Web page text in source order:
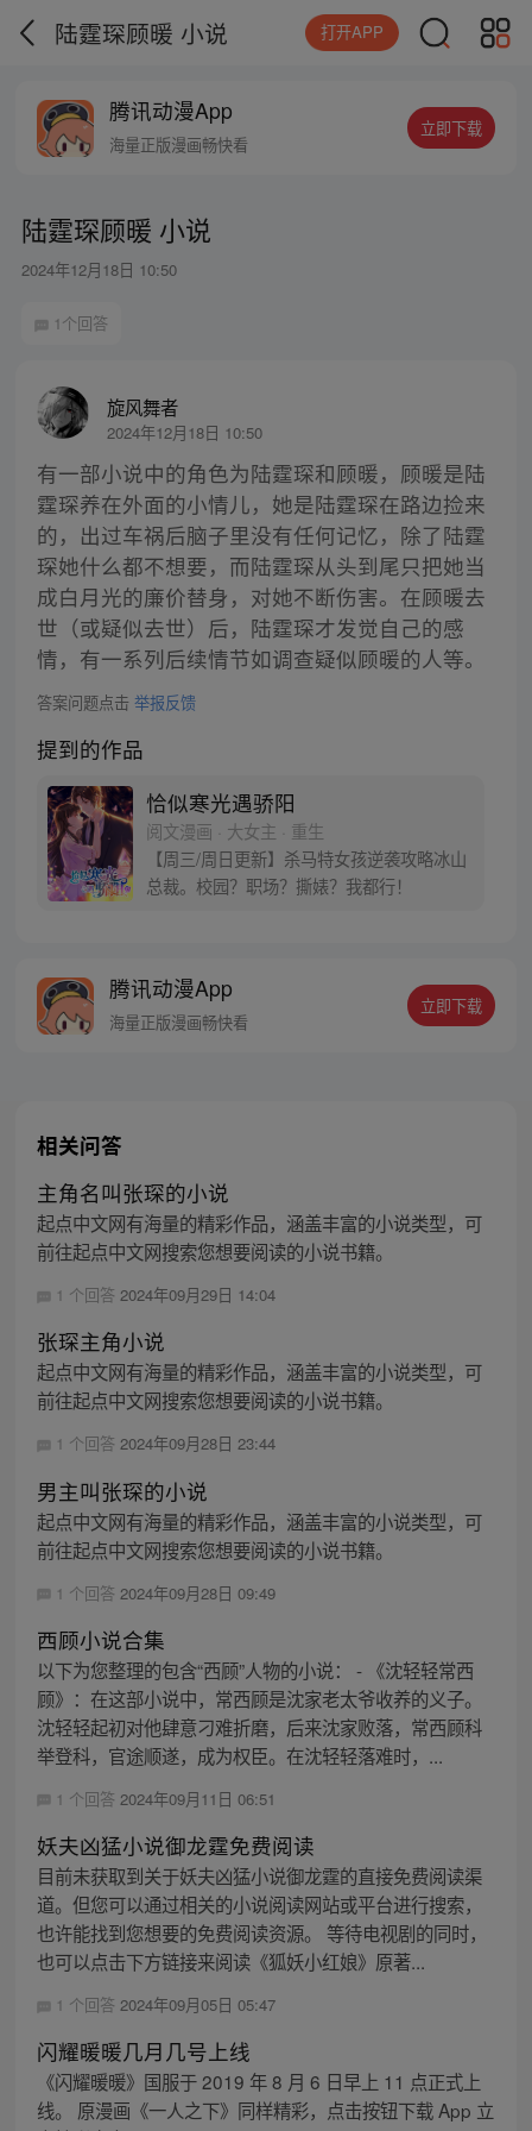
陆霆琛顾暖 小说 打开APP
腾讯动漫App
海量正版漫画畅快看
立即下载
陆霆琛顾暖 小说
2024年12月18日 10:50
1个回答
旋风舞者
2024年12月18日 10:50
有一部小说中的角色为陆霆琛和顾暖，顾暖是陆
霆琛养在外面的小情儿，她是陆霆琛在路边捡来
的，出过车祸后脑子里没有任何记忆，除了陆霆
琛她什么都不想要，而陆霆琛从头到尾只把她当
成白月光的廉价替身，对她不断伤害。在顾暖去
世（或疑似去世）后，陆霆琛才发觉自己的感
情，有一系列后续情节如调查疑似顾暖的人等。
答案问题点击 举报反馈
提到的作品
恰似寒光遇骄阳
阅文漫画 · 大女主 · 重生
【周三/周日更新】杀马特女孩逆袭攻略冰山
总裁。校园？职场？撕婊？我都行！
腾讯动漫App
海量正版漫画畅快看
立即下载
相关问答
主角名叫张琛的小说
起点中文网有海量的精彩作品，涵盖丰富的小说类型，可
前往起点中文网搜索您想要阅读的小说书籍。
1 个回答 2024年09月29日 14:04
张琛主角小说
起点中文网有海量的精彩作品，涵盖丰富的小说类型，可
前往起点中文网搜索您想要阅读的小说书籍。
1 个回答 2024年09月28日 23:44
男主叫张琛的小说
起点中文网有海量的精彩作品，涵盖丰富的小说类型，可
前往起点中文网搜索您想要阅读的小说书籍。
1 个回答 2024年09月28日 09:49
西顾小说合集
以下为您整理的包含“西顾”人物的小说： - 《沈轻轻常西
顾》：在这部小说中，常西顾是沈家老太爷收养的义子。
沈轻轻起初对他肆意刁难折磨，后来沈家败落，常西顾科
举登科，官途顺遂，成为权臣。在沈轻轻落难时，...
1 个回答 2024年09月11日 06:51
妖夫凶猛小说御龙霆免费阅读
目前未获取到关于妖夫凶猛小说御龙霆的直接免费阅读渠
道。但您可以通过相关的小说阅读网站或平台进行搜索，
也许能找到您想要的免费阅读资源。 等待电视剧的同时，
也可以点击下方链接来阅读《狐妖小红娘》原著...
1 个回答 2024年09月05日 05:47
闪耀暖暖几月几号上线
《闪耀暖暖》国服于 2019 年 8 月 6 日早上 11 点正式上
线。 原漫画《一人之下》同样精彩，点击按钮下载 App 立